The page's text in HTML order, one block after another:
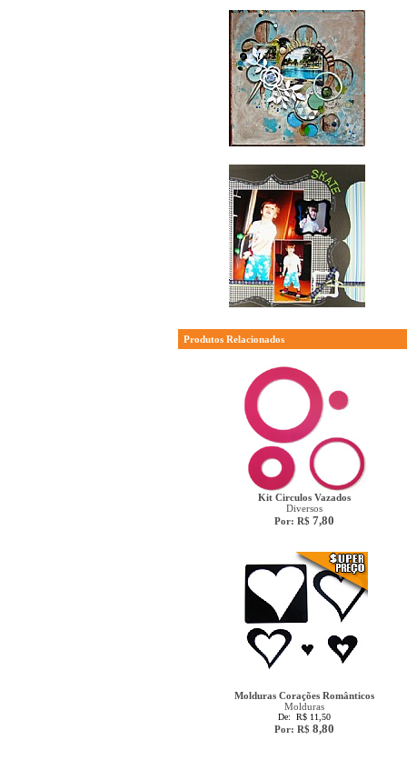
Produtos Relacionados
Kit Circulos Vazados
Diversos
Por: R$ 7,80
Molduras Corações Românticos
Molduras
De: R$ 11,50
Por: R$ 8,80